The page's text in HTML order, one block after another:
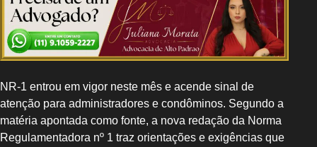
NR-1 entrou em vigor neste mês e acende sinal de
atenção para administradores e condôminos. Segundo a
matéria apontada como fonte, a nova redação da Norma
Regulamentadora nº 1 traz orientações e exigências que